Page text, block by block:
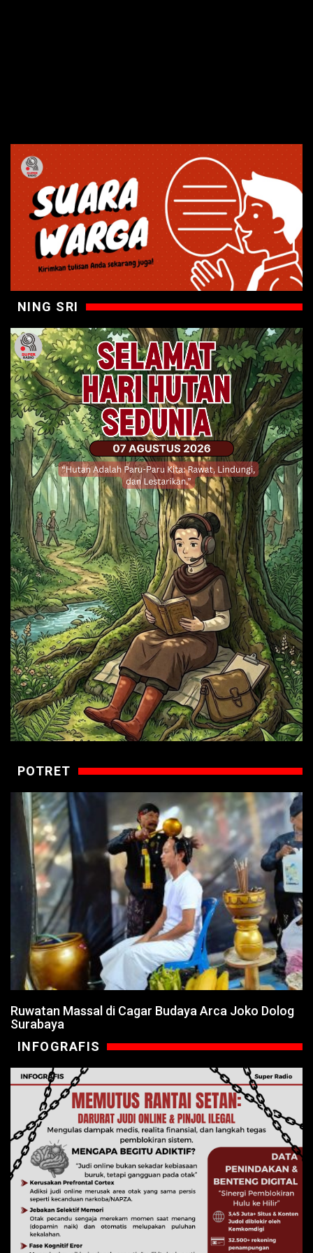
NING SRI
POTRET
Ruwatan Massal di Cagar Budaya Arca Joko Dolog
Surabaya
INFOGRAFIS